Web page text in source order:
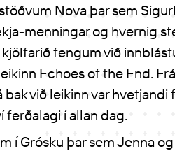
Nova þar sem
menningar og hvernig
fengum við
Echoes of the End.
við leikinn var
ferðalagi í allan dag.
í Grósku þar sem Jenna